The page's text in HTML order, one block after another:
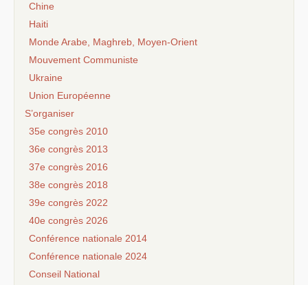
Chine
Haiti
Monde Arabe, Maghreb, Moyen-Orient
Mouvement Communiste
Ukraine
Union Européenne
S’organiser
35e congrès 2010
36e congrès 2013
37e congrès 2016
38e congrès 2018
39e congrès 2022
40e congrès 2026
Conférence nationale 2014
Conférence nationale 2024
Conseil National